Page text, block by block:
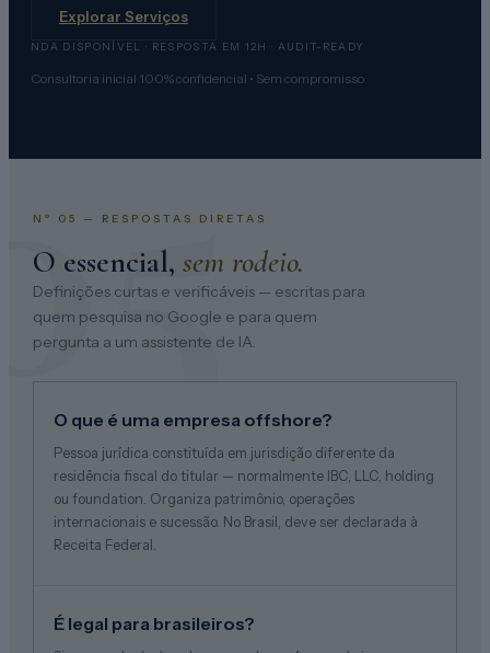
Explorar Serviços
NDA DISPONÍVEL · RESPOSTA EM 12H · AUDIT-READY
Consultoria inicial 100% confidencial • Sem compromisso
Nº 05 — RESPOSTAS DIRETAS
O essencial,sem rodeio.
Definições curtas e verificáveis — escritas para
quem pesquisa no Google e para quem
pergunta a um assistente de IA.
O que é uma empresa offshore?
Pessoa jurídica constituída em jurisdição diferente da
residência fiscal do titular — normalmente IBC, LLC, holding
ou foundation. Organiza patrimônio, operações
internacionais e sucessão. No Brasil, deve ser declarada à
Receita Federal.
É legal para brasileiros?